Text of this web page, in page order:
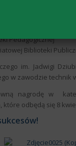
Pedagogicznej
Biblioteki
im. Jadwigi
w zawodzie technik
nagrodę w
odbędą się 8